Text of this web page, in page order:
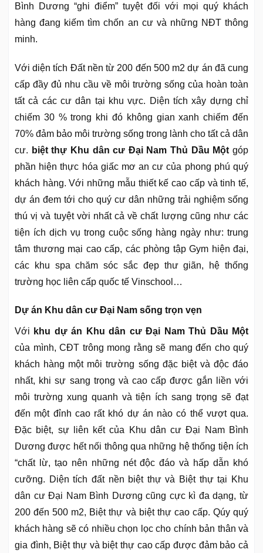
Bình Dương “ghi điểm” tuyệt đối với mọi quý khách
hàng đang kiếm tìm chốn an cư và những NĐT thông
minh.
Với diện tích Đất nền từ 200 đến 500 m2 dự án đã cung
cấp đầy đủ nhu cầu về môi trường sống của hoàn toàn
tất cả các cư dân tại khu vực. Diện tích xây dựng chỉ
chiếm 30 % trong khi đó không gian xanh chiếm đến
70% đảm bảo môi trường sống trong lành cho tất cả dân
cư. biệt thự Khu dân cư Đại Nam Thủ Dầu Một góp
phần hiện thực hóa giấc mơ an cư của phong phú quý
khách hàng. Với những mẫu thiết kế cao cấp và tinh tế,
dự án đem tới cho quý cư dân những trải nghiệm sống
thú vị và tuyệt vời nhất cả về chất lượng cũng như các
tiện ích dịch vụ trong cuộc sống hàng ngày như: trung
tâm thương mại cao cấp, các phòng tập Gym hiện đại,
các khu spa chăm sóc sắc đẹp thư giãn, hệ thống
trường học liên cấp quốc tế Vinschool…
Dự án Khu dân cư Đại Nam sống trọn vẹn
Với khu dự án Khu dân cư Đại Nam Thủ Dầu Một
của mình, CĐT trông mong rằng sẽ mang đến cho quý
khách hàng một môi trường sống đặc biệt và độc đáo
nhất, khi sự sang trọng và cao cấp được gắn liền với
môi trường xung quanh và tiện ích sang trọng sẽ đạt
đến một đỉnh cao rất khó dự án nào có thể vượt qua.
Đặc biệt, sự liên kết của Khu dân cư Đại Nam Bình
Dương được hết nối thông qua những hệ thống tiện ích
“chất lừ, tạo nên những nét độc đáo và hấp dẫn khó
cưỡng. Diện tích đất nền biệt thự và Biệt thự tại Khu
dân cư Đại Nam Bình Dương cũng cực kì đa dạng, từ
200 đến 500 m2, Biệt thự và biệt thự cao cấp. Qúy quý
khách hàng sẽ có nhiều chọn lọc cho chính bản thân và
gia đình, Biệt thự và biệt thự cao cấp được đảm bảo cả